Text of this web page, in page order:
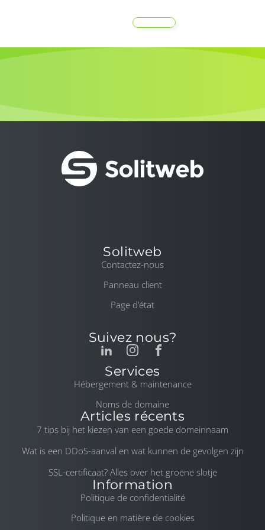
MENU
Solitweb
Contactez-nous
Panneau client
Page d’état
Suivez nous?
Services
Hébergement & maintenance
Noms de domaine
Articles récents
7 tips bij het kiezen van een goede domeinnaam
Wat is een DDoS-aanval en wat kunnen de gevolgen zijn
SSL-certificaat? Alles over het groene slotje
Information
Politique de confidentialité
Politique en matière de cookies